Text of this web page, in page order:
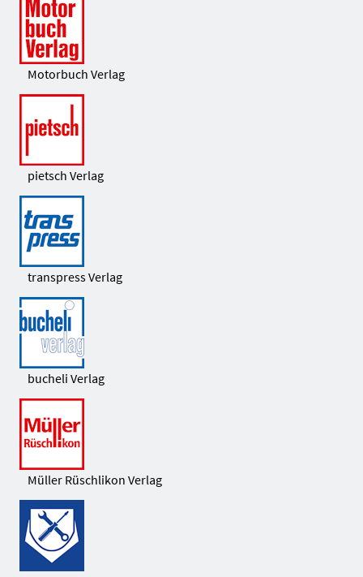
Motorbuch Verlag
pietsch Verlag
transpress Verlag
bucheli Verlag
Müller Rüschlikon Verlag